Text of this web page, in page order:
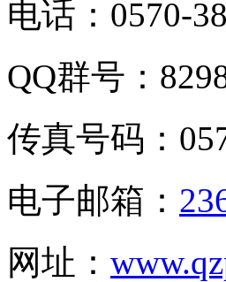
电话：0570-
QQ群号：
传真号码：
电子邮箱：
网址：